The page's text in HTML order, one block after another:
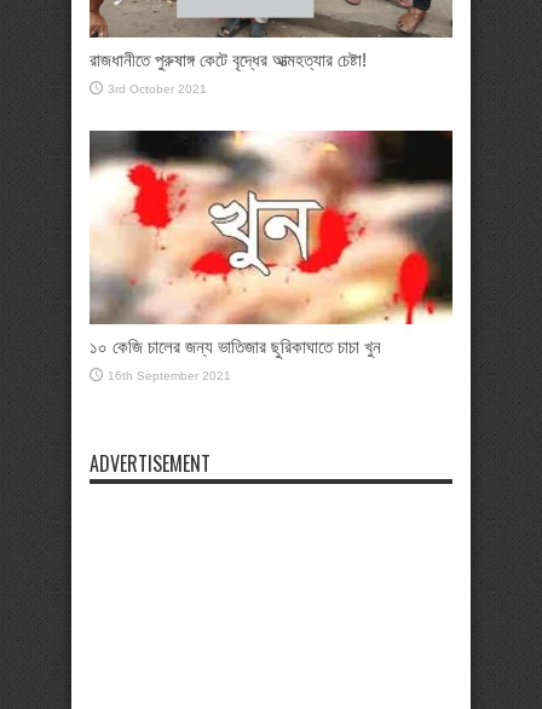
রাজধানীতে পুরুষাঙ্গ কেটে বৃদ্ধের আত্মহত্যার চেষ্টা!
3rd October 2021
১০ কেজি চালের জন্য ভাতিজার ছুরিকাঘাতে চাচা খুন
16th September 2021
ADVERTISEMENT